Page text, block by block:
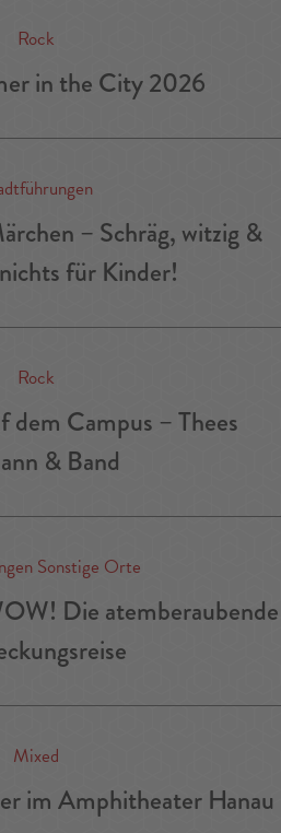
Rock
in the City 2026
– Schräg, witzig &
für Kinder!
Rock
dem Campus – Thees
& Band
Sonstige Orte
Die atemberaubende
Mixed
im Amphitheater Hanau